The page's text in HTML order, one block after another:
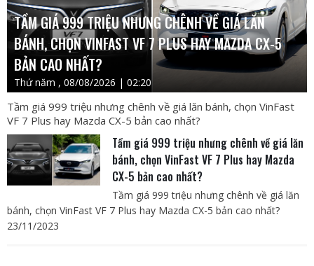
TẦM GIÁ 999 TRIỆU NHƯNG CHÊNH VỀ GIÁ LĂN
BÁNH, CHỌN VINFAST VF 7 PLUS HAY MAZDA CX-5
BẢN CAO NHẤT?
Thứ năm , 08/08/2026 | 02:20
Tầm giá 999 triệu nhưng chênh về giá lăn bánh, chọn VinFast
VF 7 Plus hay Mazda CX-5 bản cao nhất?
Tầm giá 999 triệu nhưng chênh về giá lăn
bánh, chọn VinFast VF 7 Plus hay Mazda
CX-5 bản cao nhất?
Tầm giá 999 triệu nhưng chênh về giá lăn
bánh, chọn VinFast VF 7 Plus hay Mazda CX-5 bản cao nhất?
23/11/2023